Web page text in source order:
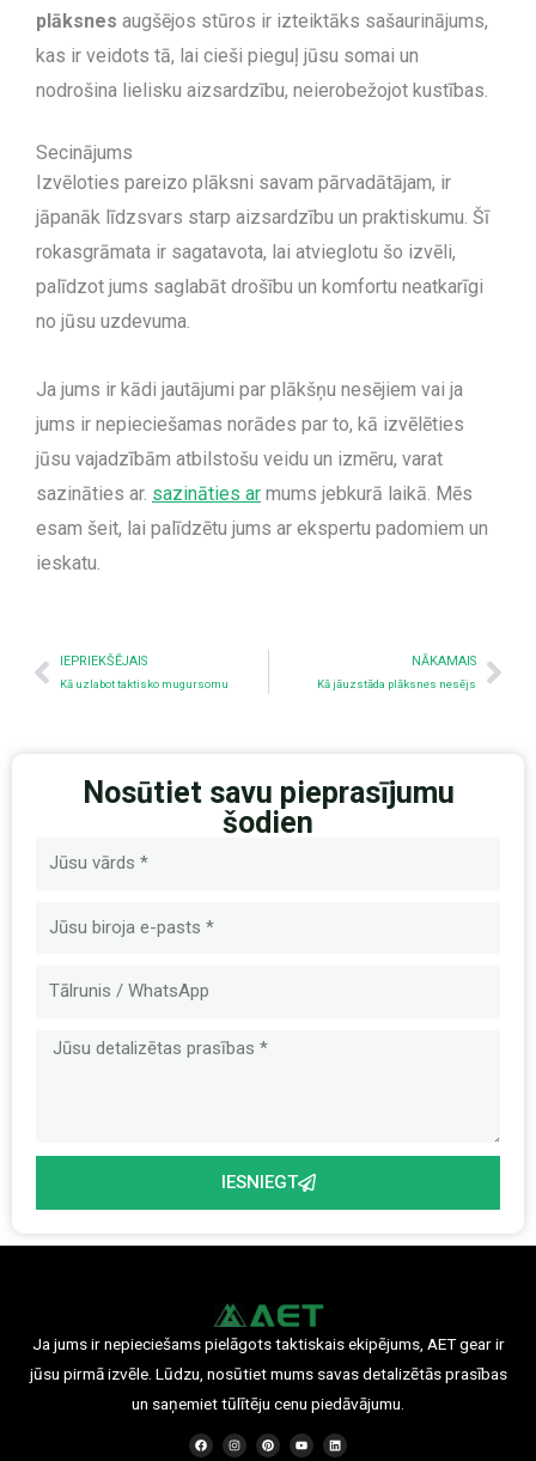
plāksnes augšējos stūros ir izteiktāks sašaurinājums,
kas ir veidots tā, lai cieši pieguļ jūsu somai un
nodrošina lielisku aizsardzību, neierobežojot kustības.
Secinājums
Izvēloties pareizo plāksni savam pārvadātājam, ir
jāpanāk līdzsvars starp aizsardzību un praktiskumu. Šī
rokasgrāmata ir sagatavota, lai atvieglotu šo izvēli,
palīdzot jums saglabāt drošību un komfortu neatkarīgi
no jūsu uzdevuma.
Ja jums ir kādi jautājumi par plākšņu nesējiem vai ja
jums ir nepieciešamas norādes par to, kā izvēlēties
jūsu vajadzībām atbilstošu veidu un izmēru, varat
sazināties ar. sazināties ar mums jebkurā laikā. Mēs
esam šeit, lai palīdzētu jums ar ekspertu padomiem un
ieskatu.
Iepriekšējais
IEPRIEKŠĒJAIS
Kā uzlabot taktisko mugursomu
NĀKAMAIS
Kā jāuzstāda plāksnes nesējs
Nosūtiet savu pieprasījumu
šodien
IESNIEGT
Ja jums ir nepieciešams pielāgots taktiskais ekipējums, AET gear ir
jūsu pirmā izvēle. Lūdzu, nosūtiet mums savas detalizētās prasības
un saņemiet tūlītēju cenu piedāvājumu.
F
a
I
n
P
i
Y
o
L
i